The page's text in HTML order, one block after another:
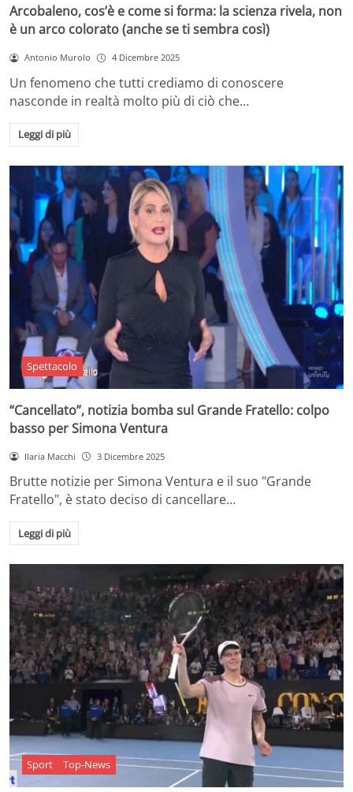
Arcobaleno, cos’è e come si forma: la scienza rivela, non
è un arco colorato (anche se ti sembra così)
Antonio Murolo 4 Dicembre 2025
Un fenomeno che tutti crediamo di conoscere
nasconde in realtà molto più di ciò che…
Leggi di più
Spettacolo
“Cancellato”, notizia bomba sul Grande Fratello: colpo
basso per Simona Ventura
Ilaria Macchi 3 Dicembre 2025
Brutte notizie per Simona Ventura e il suo "Grande
Fratello", è stato deciso di cancellare…
Leggi di più
Sport Top-News